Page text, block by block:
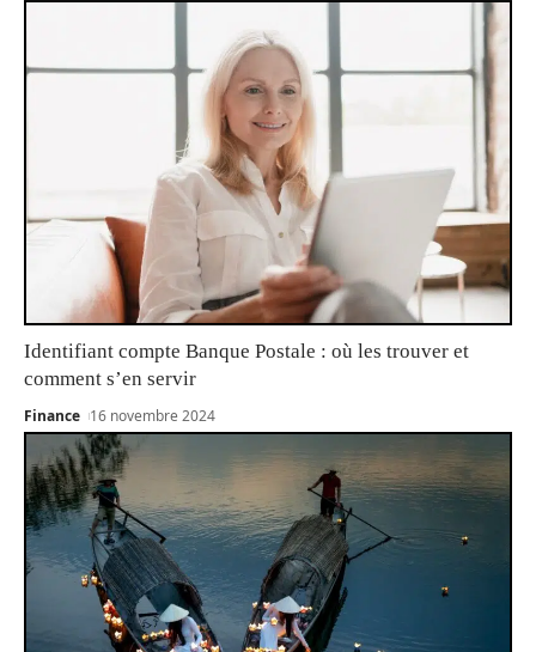
Identifiant compte Banque Postale : où les trouver et
comment s’en servir
Finance 16 novembre 2024